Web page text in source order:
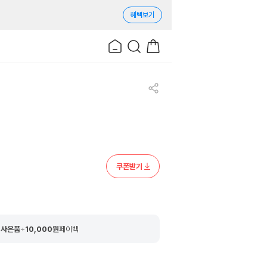
혜택보기
쿠폰받기
은품+10,000원페이백